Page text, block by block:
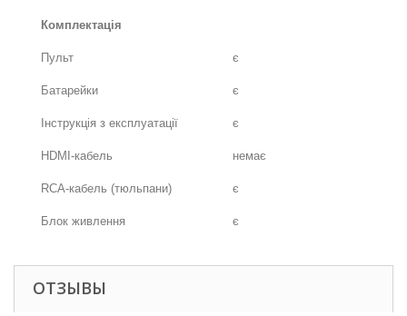
Комплектація
Пульт є
Батарейки є
Інструкція з експлуатації є
HDMI-кабель немає
RCA-кабель (тюльпани) є
Блок живлення є
ОТЗЫВЫ